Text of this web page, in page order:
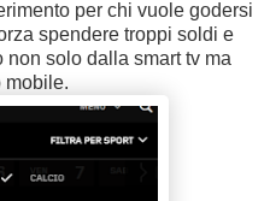
per chi vuole godersi
spendere troppi soldi e
solo dalla smart tv ma
mobile.